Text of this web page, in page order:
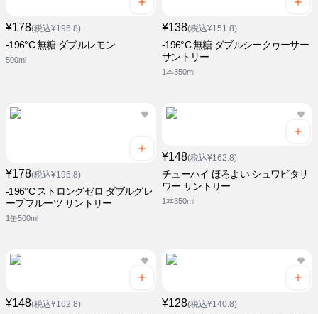
¥178(税込¥195.8)
-196°C 無糖 ダブルレモン
500ml
¥138(税込¥151.8)
-196°C 無糖 ダブルシークヮーサー
サントリー
1本350ml
¥178(税込¥195.8)
-196°C ストロングゼロ ダブルグレ
ープフルーツ サントリー
1缶500ml
¥148(税込¥162.8)
チューハイ ほろよい シュワビタサ
ワー サントリー
1本350ml
¥148(税込¥162.8) ¥128(税込¥140.8)